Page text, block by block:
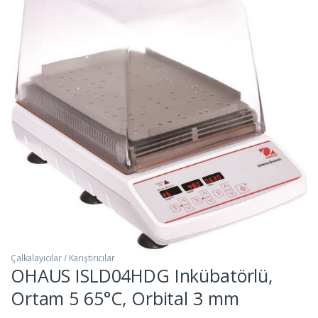
Çalkalayıcılar / Karıştırıcılar
OHAUS ISLD04HDG Inkübatörlü,
Ortam 5 65°C, Orbital 3 mm